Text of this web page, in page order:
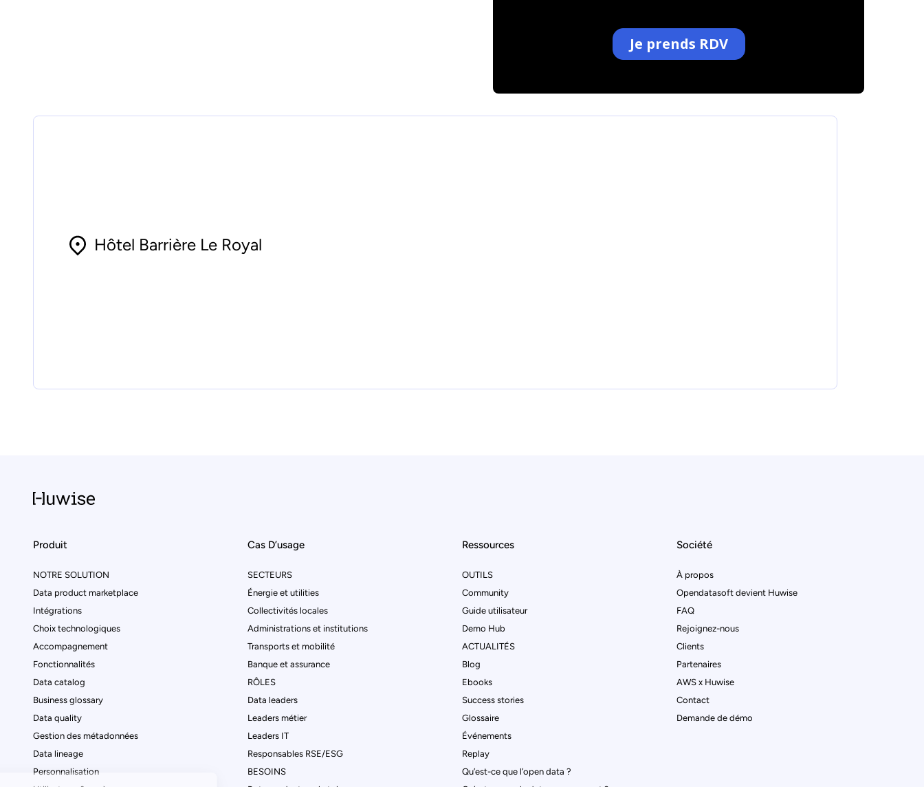
Hôtel Barrière Le Royal
Produit
NOTRE SOLUTION
Data product marketplace
Intégrations
Choix technologiques
Accompagnement
Fonctionnalités
Data catalog
Business glossary
Data quality
Gestion des métadonnées
Data lineage
Personnalisation
Cas D’usage
SECTEURS
Énergie et utilities
Collectivités locales
Administrations et institutions
Transports et mobilité
Banque et assurance
RÔLES
Data leaders
Leaders métier
Leaders IT
Responsables RSE/ESG
BESOINS
Ressources
OUTILS
Community
Guide utilisateur
Demo Hub
ACTUALITÉS
Blog
Ebooks
Success stories
Glossaire
Événements
Replay
Qu’est-ce que l’open data ?
Société
À propos
Opendatasoft devient Huwise
FAQ
Rejoignez-nous
Clients
Partenaires
AWS x Huwise
Contact
Demande de démo